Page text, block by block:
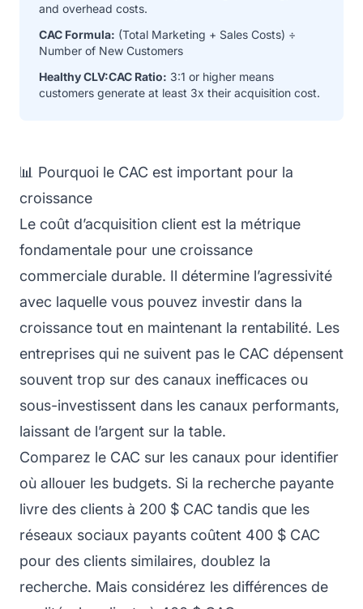
and overhead costs.
CAC Formula: (Total Marketing + Sales Costs) ÷
Number of New Customers
Healthy CLV:CAC Ratio: 3:1 or higher means
customers generate at least 3x their acquisition cost.
📊 Pourquoi le CAC est important pour la
croissance
Le coût d’acquisition client est la métrique
fondamentale pour une croissance
commerciale durable. Il détermine l’agressivité
avec laquelle vous pouvez investir dans la
croissance tout en maintenant la rentabilité. Les
entreprises qui ne suivent pas le CAC dépensent
souvent trop sur des canaux inefficaces ou
sous-investissent dans les canaux performants,
laissant de l’argent sur la table.
Comparez le CAC sur les canaux pour identifier
où allouer les budgets. Si la recherche payante
livre des clients à 200 $ CAC tandis que les
réseaux sociaux payants coûtent 400 $ CAC
pour des clients similaires, doublez la
recherche. Mais considérez les différences de